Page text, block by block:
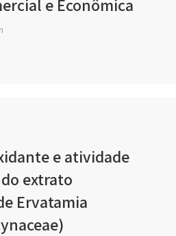
e Econômica
e atividade
extrato
Ervatamia